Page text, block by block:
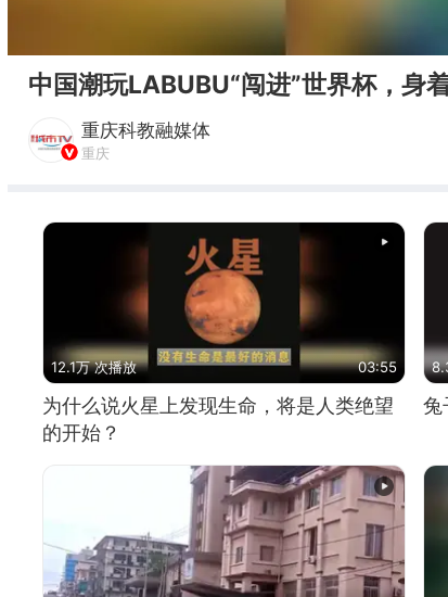
中国潮玩LABUBU“闯进”世界杯，身
重庆科教融媒体
重庆
12.1万 次播放 03:55
为什么说火星上发现生命，将是人类绝望
的开始？
兔